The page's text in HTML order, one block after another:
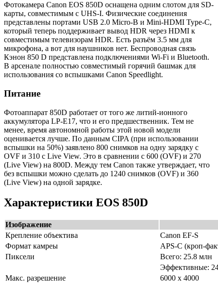
Фотокамера Canon EOS 850D оснащена одним слотом для SD-
карты, совместимым с UHS-I. Физические соединения
представлены портами USB 2.0 Micro-B и Mini-HDMI Type-C,
который теперь поддерживает вывод HDR через HDMI к
совместимым телевизорам HDR. Есть разъём 3.5 мм для
микрофона, а вот для наушников нет. Беспроводная связь
Кэнон 850 D представлена подключениями Wi-Fi и Bluetooth.
В арсенале полностью совместимый горячий башмак для
использования со вспышками Canon Speedlight.
Питание
Фотоаппарат 850D работает от того же литий-ионного
аккумулятора LP-E17, что и его предшественник. Тем не
менее, время автономной работы этой новой модели
оценивается лучше. По данным CIPA (при использовании
вспышки на 50%) заявлено 800 снимков на одну зарядку с
OVF и 310 с Live View. Это в сравнении с 600 (OVF) и 270
(Live View) на 800D. Между тем Canon также утверждает, что
без вспышки можно сделать до 1240 снимков (OVF) и 360
(Live View) на одной зарядке.
Характеристики EOS 850D
Изображение
Крепление объектива
Canon EF-S
Формат камреы
APS-C (кроп-
Пиксели
Всего: 25.8 млн
Эффективные:
Макс. разрешение
6000 x 4000